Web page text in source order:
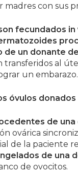
madres con sus
fecundados in
de un donante
transferidos al
un embarazo.
óvulos donados
de una
ovárica
de la paciente
de una
de ovocitos.